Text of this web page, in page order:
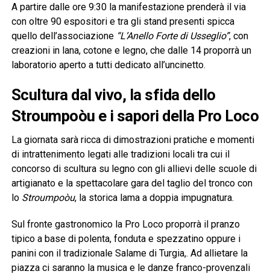
A partire dalle ore 9:30 la manifestazione prenderà il via
con oltre 90 espositori e tra gli stand presenti spicca
quello dell’associazione “L’Anello Forte di Usseglio”, con
creazioni in lana, cotone e legno, che dalle 14 proporrà un
laboratorio aperto a tutti dedicato all’uncinetto.
Scultura dal vivo, la sfida dello
Stroumpoòu e i sapori della Pro Loco
La giornata sarà ricca di dimostrazioni pratiche e momenti
di intrattenimento legati alle tradizioni locali tra cui il
concorso di scultura su legno con gli allievi delle scuole di
artigianato e la spettacolare gara del taglio del tronco con
lo Stroumpoòu, la storica lama a doppia impugnatura.
Sul fronte gastronomico la Pro Loco proporrà il pranzo
tipico a base di polenta, fonduta e spezzatino oppure i
panini con il tradizionale Salame di Turgia,. Ad allietare la
piazza ci saranno la musica e le danze franco-provenzali